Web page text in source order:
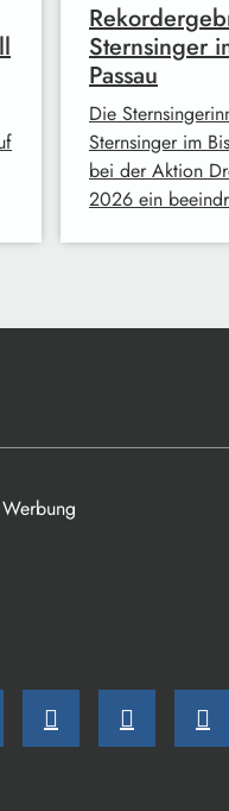
Sternsinger
Passau
Die
Sternsinger im
bei der Aktion
2026 ein